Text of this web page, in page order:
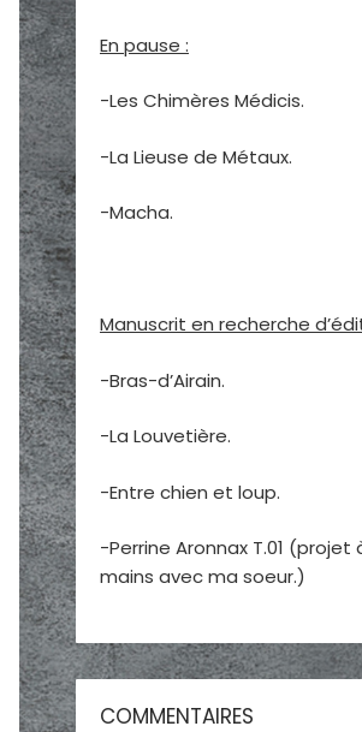
En pause :
-Les Chimères Médicis.
-La Lieuse de Métaux.
-Macha.
Manuscrit en recherche
-Bras-d’Airain.
-La Louvetière.
-Entre chien et loup.
-Perrine Aronnax T.01 (projet
mains avec ma soeur.)
COMMENTAIRES